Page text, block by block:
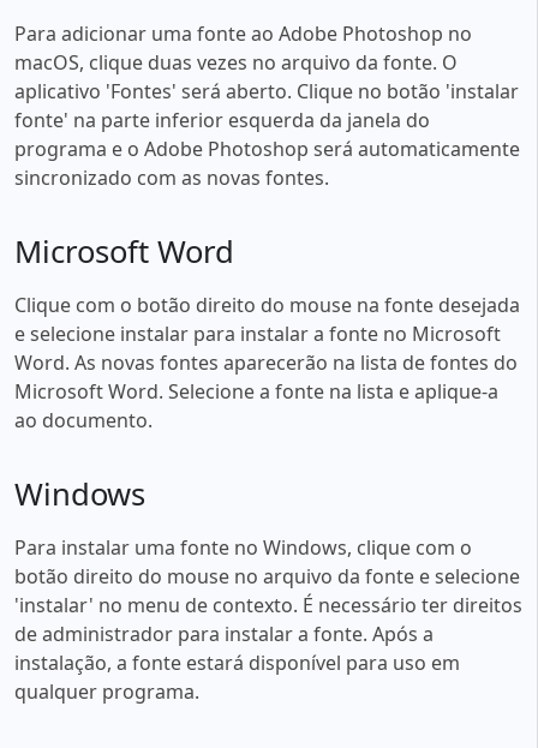
Para adicionar uma fonte ao Adobe Photoshop no
macOS, clique duas vezes no arquivo da fonte. O
aplicativo 'Fontes' será aberto. Clique no botão 'instalar
fonte' na parte inferior esquerda da janela do
programa e o Adobe Photoshop será automaticamente
sincronizado com as novas fontes.
Microsoft Word
Clique com o botão direito do mouse na fonte desejada
e selecione instalar para instalar a fonte no Microsoft
Word. As novas fontes aparecerão na lista de fontes do
Microsoft Word. Selecione a fonte na lista e aplique-a
ao documento.
Windows
Para instalar uma fonte no Windows, clique com o
botão direito do mouse no arquivo da fonte e selecione
'instalar' no menu de contexto. É necessário ter direitos
de administrador para instalar a fonte. Após a
instalação, a fonte estará disponível para uso em
qualquer programa.